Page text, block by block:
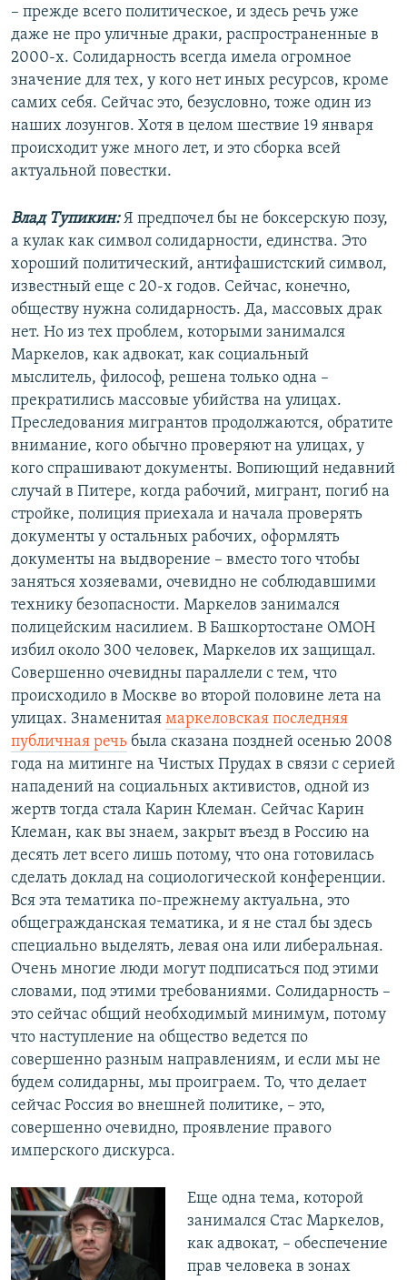
– прежде всего политическое, и здесь речь уже
даже не про уличные драки, распространенные в
2000-х. Солидарность всегда имела огромное
значение для тех, у кого нет иных ресурсов, кроме
самих себя. Сейчас это, безусловно, тоже один из
наших лозунгов. Хотя в целом шествие 19 января
происходит уже много лет, и это сборка всей
актуальной повестки.
Влад Тупикин:Я предпочел бы не боксерскую позу,
а кулак как символ солидарности, единства. Это
хороший политический, антифашистский символ,
известный еще с 20-х годов. Сейчас, конечно,
обществу нужна солидарность. Да, массовых драк
нет. Но из тех проблем, которыми занимался
Маркелов, как адвокат, как социальный
мыслитель, философ, решена только одна –
прекратились массовые убийства на улицах.
Преследования мигрантов продолжаются, обратите
внимание, кого обычно проверяют на улицах, у
кого спрашивают документы. Вопиющий недавний
случай в Питере, когда рабочий, мигрант, погиб на
стройке, полиция приехала и начала проверять
документы у остальных рабочих, оформлять
документы на выдворение – вместо того чтобы
заняться хозяевами, очевидно не соблюдавшими
технику безопасности. Маркелов занимался
полицейским насилием. В Башкортостане ОМОН
избил около 300 человек, Маркелов их защищал.
Совершенно очевидны параллели с тем, что
происходило в Москве во второй половине лета на
улицах. Знаменитая маркеловская последняя
публичная речь была сказана поздней осенью 2008
года на митинге на Чистых Прудах в связи с серией
нападений на социальных активистов, одной из
жертв тогда стала Карин Клеман. Сейчас Карин
Клеман, как вы знаем, закрыт въезд в Россию на
десять лет всего лишь потому, что она готовилась
сделать доклад на социологической конференции.
Вся эта тематика по-прежнему актуальна, это
общегражданская тематика, и я не стал бы здесь
специально выделять, левая она или либеральная.
Очень многие люди могут подписаться под этими
словами, под этими требованиями. Солидарность –
это сейчас общий необходимый минимум, потому
что наступление на общество ведется по
совершенно разным направлениям, и если мы не
будем солидарны, мы проиграем. То, что делает
сейчас Россия во внешней политике, – это,
совершенно очевидно, проявление правого
имперского дискурса.
Еще одна тема, которой
занимался Стас Маркелов,
как адвокат, – обеспечение
прав человека в зонах